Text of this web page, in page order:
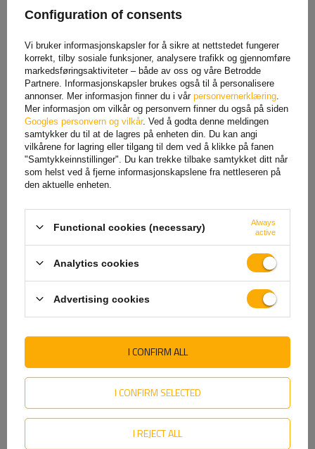
markeringslys
som fremhever kjøretøyets ytre konturer og forbedrer
synligheten på veien, spesielt om natten og i dårlig lys; og
registreringsnummer er synlig om natten.
Betydningen av ledningsfargene i 7-
pinnerspluggen
(2) blå- venstre tåkelys
(4) grønn- høyre blinklys
(5) brunthøyre sidelys
- bremselys
(7) svart- venstre posisjonslys
UNITRAILER
Configuration of consents
Vi bruker informasjonskapsler for å sikre at nettstedet fungerer
korrekt, tilby sosiale funksjoner, analysere trafikk og gjennomføre
markedsføringsaktiviteter – både av oss og våre Betrodde
Partnere. Informasjonskapsler brukes også til å personalisere
annonser. Mer informasjon finner du i vår personvernerklæring
Mer informasjon om vilkår og personvern finner du også på siden
Googles personvern og vilkår. Ved å godta denne meldingen
samtykker du til at de lagres på enheten din. Du kan angi
vilkårene for lagring eller tilgang til dem ved å klikke på fanen
"Samtykkeinnstillinger". Du kan trekke tilbake samtykket ditt når
som helst ved å fjerne informasjonskapslene fra nettleseren på
den aktuelle enheten.
Functional cookies (necessary)
Always
active
Analytics cookies
Advertising cookies
I CONFIRM SELECTED
I REJECT ALL
I CONFIRM ALL